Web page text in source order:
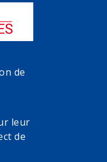
de
leur
de